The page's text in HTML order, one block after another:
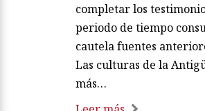
completar los
periodo de tiempo
cautela fuentes
Las culturas de la
más…